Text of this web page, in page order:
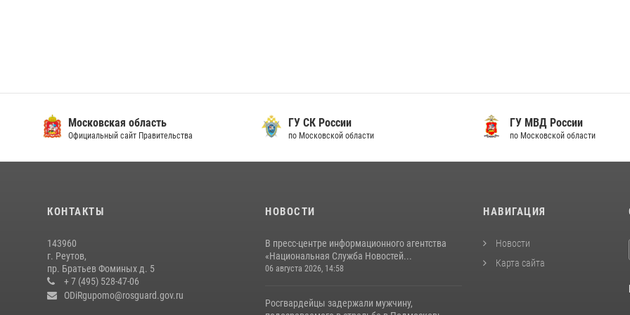
Московская область
Официальный сайт Правительства
ГУ СК России
по Московской области
ГУ МВД России
по Московской области
КОНТАКТЫ
143960
г. Реутов,
пр. Братьев Фоминых д. 5
+ 7 (495) 528-47-06
ODiRgupomo@rosguard.gov.ru
НОВОСТИ
В пресс-центре информационного агентства
«Национальная Служба Новостей...
06 августа 2026, 14:58
Росгвардейцы задержали мужчину,
НАВИГАЦИЯ
Новости
Карта сайта